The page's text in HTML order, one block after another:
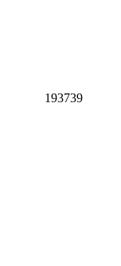
193739